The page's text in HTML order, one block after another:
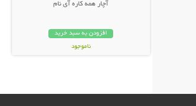
آچار همه کاره آی نام
افزودن به سبد خرید
ناموجود